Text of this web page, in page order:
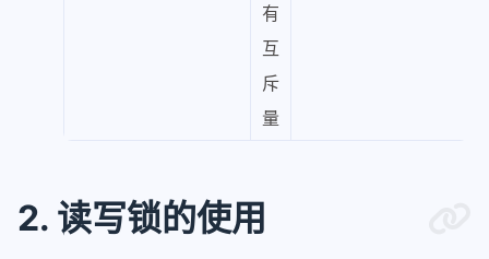
有
互
斥
量
2. 读写锁的使用